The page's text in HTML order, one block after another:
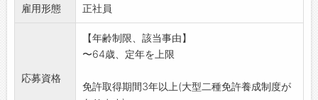
※未経験者については当社で指導します。
最初はマイクロバスからスタートして、中
型、大型バスと段階的
に経験を積んで、徐々にステップアップして
※大型二種免許未取得者はグループ企業「新潟
雇用形態 正社員
応募資格
【年齢制限、該当事由】
〜64歳、定年を上限
免許取得期間3年以上(大型二種免許養成制度が